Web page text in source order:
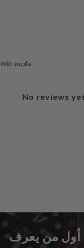
With media
No reviews yet
من يعرف